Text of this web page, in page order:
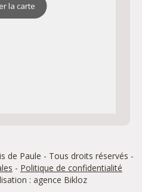
la carte
de Paule - Tous droits réservés -
- Politique de confidentialité
: agence Bikloz